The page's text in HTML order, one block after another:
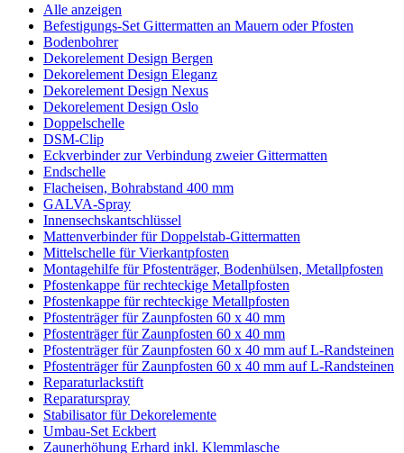
Alle anzeigen
Befestigungs-Set Gittermatten an Mauern oder Pfosten
Bodenbohrer
Dekorelement Design Bergen
Dekorelement Design Eleganz
Dekorelement Design Nexus
Dekorelement Design Oslo
Doppelschelle
DSM-Clip
Eckverbinder zur Verbindung zweier Gittermatten
Endschelle
Flacheisen, Bohrabstand 400 mm
GALVA-Spray
Innensechskantschlüssel
Mattenverbinder für Doppelstab-Gittermatten
Mittelschelle für Vierkantpfosten
Montagehilfe für Pfostenträger, Bodenhülsen, Metallpfosten
Pfostenkappe für rechteckige Metallpfosten
Pfostenkappe für rechteckige Metallpfosten
Pfostenträger für Zaunpfosten 60 x 40 mm
Pfostenträger für Zaunpfosten 60 x 40 mm
Pfostenträger für Zaunpfosten 60 x 40 mm auf L-Randsteinen
Pfostenträger für Zaunpfosten 60 x 40 mm auf L-Randsteinen
Reparaturlackstift
Reparaturspray
Stabilisator für Dekorelemente
Umbau-Set Eckbert
Zaunerhöhung Erhard inkl. Klemmlasche